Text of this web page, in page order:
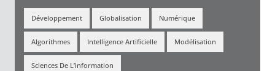
Développement Globalisation Numérique
Algorithmes Intelligence Artificielle Modélisation
Sciences De L’information